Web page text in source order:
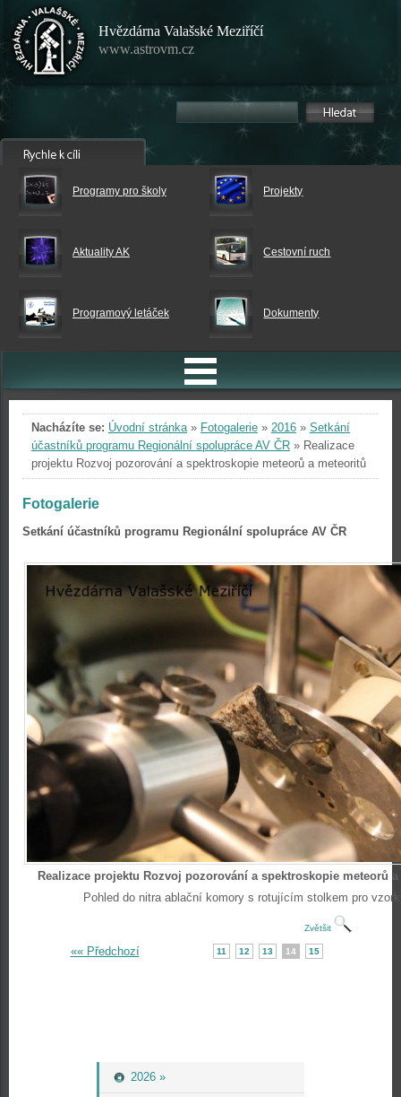
Hvězdárna Valašské Meziříčí
www.astrovm.cz
Programy pro školy Projekty
Aktuality AK Cestovní ruch
Programový letáček Dokumenty
2026 »
Nacházíte se: Úvodní stránka» Fotogalerie » 2016 » Setkání
účastníků programu Regionální spolupráce AV ČR » Realizace
projektu Rozvoj pozorování a spektroskopie meteorů a meteoritů
Fotogalerie
Setkání účastníků programu Regionální spolupráce AV ČR
Realizace projektu Rozvoj pozorování a spektroskopie meteorů
Pohled do nitra ablační komory s rotujícím stolkem pro
Zvětšit
«« Předchozí 11 12 13 14 15